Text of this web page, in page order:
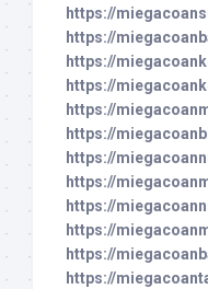
https://
https://
https://
https://
https://
https://
https://
https://
https://
https://
https://
https://